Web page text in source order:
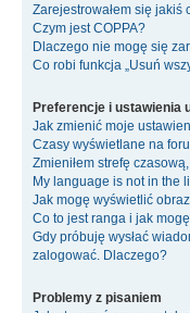
Zarejestrowałem się jakiś
Czym jest COPPA?
Dlaczego nie mogę się
Co robi funkcja „Usuń
Preferencje i ustawienia
Jak zmienić moje
Czasy wyświetlane na
Zmieniłem strefę
My language is not in the
Jak mogę wyświetlić
Co to jest ranga i jak
Gdy próbuję wysłać
zalogować. Dlaczego?
Problemy z pisaniem